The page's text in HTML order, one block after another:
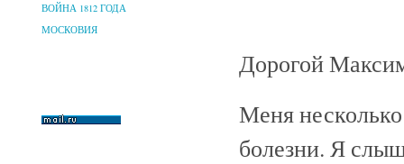
ВОЙНА 1812 ГОДА
МОСКОВИЯ
Дорогой
Меня
болезни. Я